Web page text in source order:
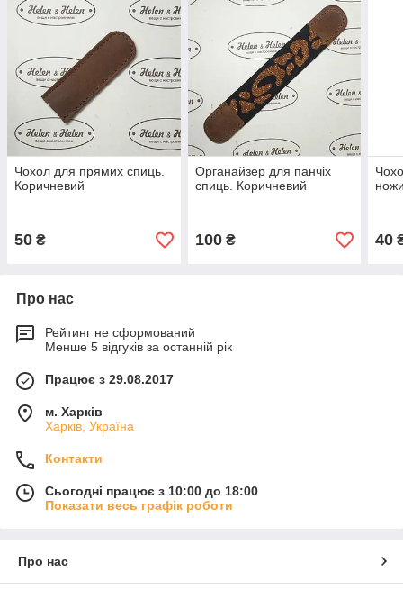
Чохол для прямих спиць.
Коричневий
50 ₴
Органайзер для панчіх
спиць. Коричневий
100₴ 40
Про нас
Рейтинг не сформований
Менше 5 відгуків за останній рік
Працює з 29.08.2017
м. Харків
Харків, Україна
Контакти
Сьогодні працює з 10:00 до 18:00
Показати весь графік роботи
Про нас